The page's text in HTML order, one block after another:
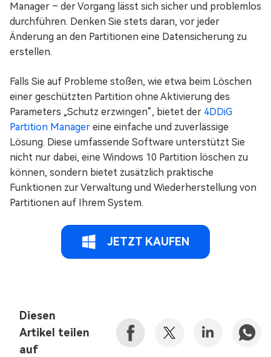
Manager – der Vorgang lässt sich sicher und problemlos
durchführen. Denken Sie stets daran, vor jeder
Änderung an den Partitionen eine Datensicherung zu
erstellen.
Falls Sie auf Probleme stoßen, wie etwa beim Löschen
einer geschützten Partition ohne Aktivierung des
Parameters „Schutz erzwingen“, bietet der 4DDiG
Partition Manager eine einfache und zuverlässige
Lösung. Diese umfassende Software unterstützt Sie
nicht nur dabei, eine Windows 10 Partition löschen zu
können, sondern bietet zusätzlich praktische
Funktionen zur Verwaltung und Wiederherstellung von
Partitionen auf Ihrem System.
JETZT KAUFEN
Diesen
Artikel teilen
auf